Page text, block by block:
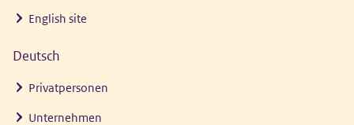
English site
Deutsch
Privatpersonen
Unternehmen